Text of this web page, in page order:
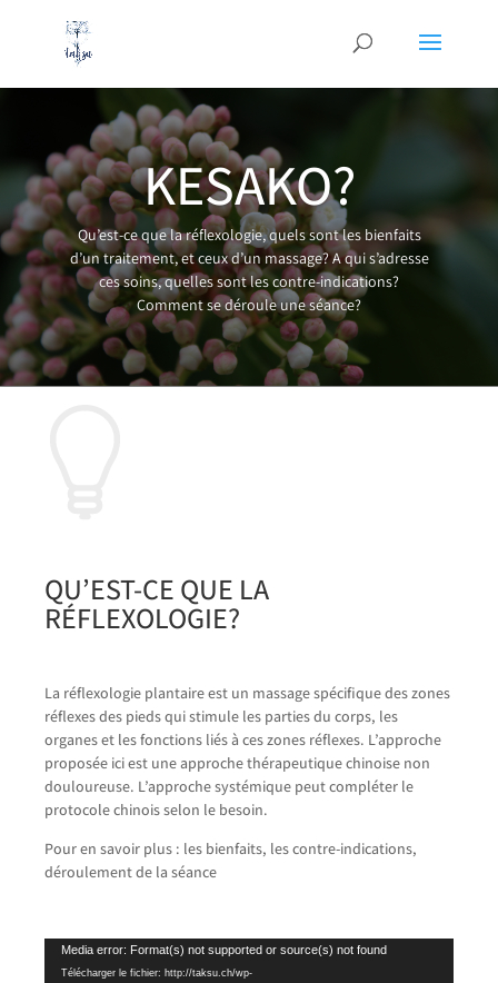
KESAKO?
Qu’est-ce que la réflexologie, quels sont les bienfaits
d’un traitement, et ceux d’un massage? A qui s’adresse
ces soins, quelles sont les contre-indications?
Comment se déroule une séance?
QU’EST-CE QUE LA
RÉFLEXOLOGIE?
La réflexologie plantaire est un massage spécifique des zones
réflexes des pieds qui stimule les parties du corps, les
organes et les fonctions liés à ces zones réflexes. L’approche
proposée ici est une approche thérapeutique chinoise non
douloureuse. L’approche systémique peut compléter le
protocole chinois selon le besoin.
Pour en savoir plus : les bienfaits, les contre-indications,
déroulement de la séance
Lecteur
vidéo
Media error: Format(s) not supported or source(s) not found
Télécharger le fichier: http://taksu.ch/wp-